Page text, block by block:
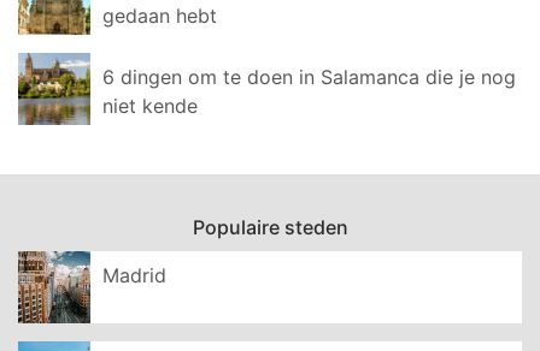
gedaan hebt
6 dingen om te doen in Salamanca die je nog
niet kende
Populaire steden
Madrid